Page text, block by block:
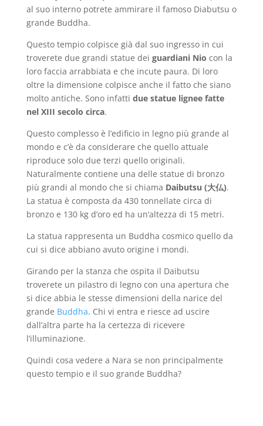
al suo interno potrete ammirare il famoso Diabutsu o
grande Buddha.
Questo tempio colpisce già dal suo ingresso in cui
troverete due grandi statue dei guardiani Nio con la
loro faccia arrabbiata e che incute paura. Di loro
oltre la dimensione colpisce anche il fatto che siano
molto antiche. Sono infatti due statue lignee fatte
nel XIII secolo circa.
Questo complesso è l’edificio in legno più grande al
mondo e c’è da considerare che quello attuale
riproduce solo due terzi quello originali.
Naturalmente contiene una delle statue di bronzo
più grandi al mondo che si chiama Daibutsu (大仏).
La statua è composta da 430 tonnellate circa di
bronzo e 130 kg d’oro ed ha un’altezza di 15 metri.
La statua rappresenta un Buddha cosmico quello da
cui si dice abbiano avuto origine i mondi.
Girando per la stanza che ospita il Daibutsu
troverete un pilastro di legno con una apertura che
si dice abbia le stesse dimensioni della narice del
grande Buddha. Chi vi entra e riesce ad uscire
dall’altra parte ha la certezza di ricevere
l’illuminazione.
Quindi cosa vedere a Nara se non principalmente
questo tempio e il suo grande Buddha?